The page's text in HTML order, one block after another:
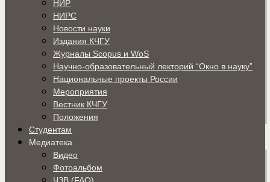
НИР
НИРС
Новости науки
Издания КЧГУ
Журналы Scopus и WoS
Научно-образовательный лекторий “Окно в науку”
Национальные проекты России
Мероприятия
Вестник КЧГУ
Положения
Студентам
Медиатека
Видео
Фотоальбом